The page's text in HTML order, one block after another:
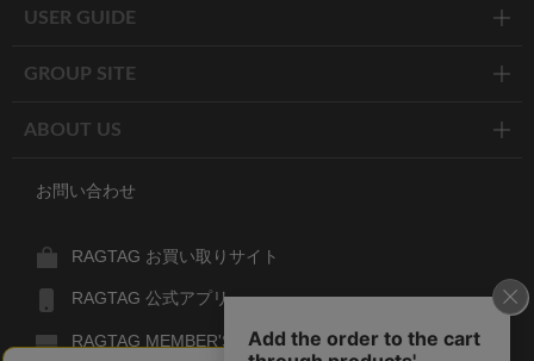
USER GUIDE
GROUP SITE
ABOUT US
お問い合わせ
RAGTAG お買い取りサイト
RAGTAG 公式アプリ
RAGTAG MEMBER'S CARD